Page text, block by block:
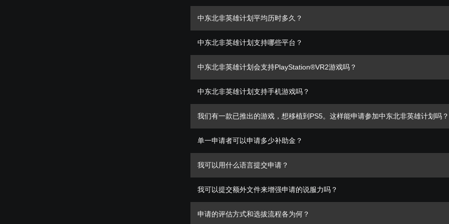
中东北非英雄计划平均历时多久？
中东北非英雄计划支持哪些平台？
中东北非英雄计划会支持PlayStation®VR2游戏吗？
中东北非英雄计划支持手机游戏吗？
我们有一款已推出的游戏，想移植到PS5。这样能申请参加中东北非英雄计划吗？
单一申请者可以申请多少补助金？
我可以用什么语言提交申请？
我可以提交额外文件来增强申请的说服力吗？
申请的评估方式和选拔流程各为何？